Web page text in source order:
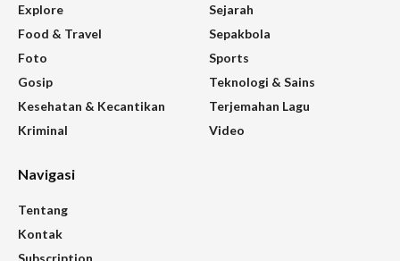
Explore
Food & Travel
Foto
Gosip
Kesehatan & Kecantikan
Kriminal
Sejarah
Sepakbola
Sports
Teknologi & Sains
Terjemahan Lagu
Video
Navigasi
Tentang
Kontak
Subscription